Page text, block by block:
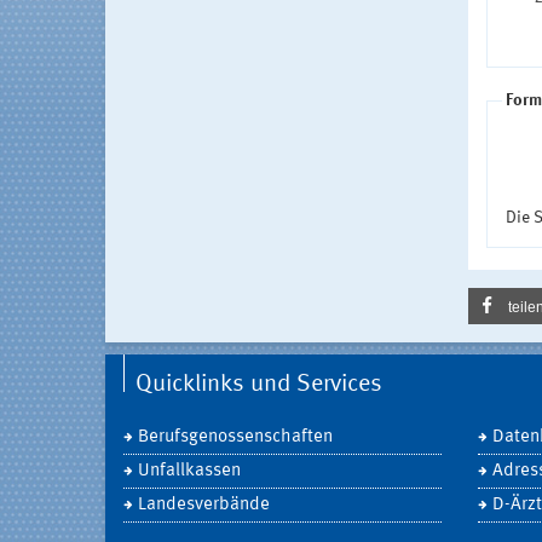
Die
Quicklinks und Services
Berufsgenossenschaften
Unfallkassen
Landesverbände
D-